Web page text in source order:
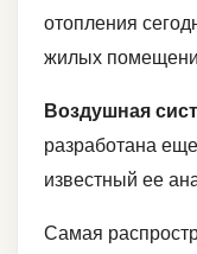
отопления
жилых
Воздушная
разработана
известный ее
Самая